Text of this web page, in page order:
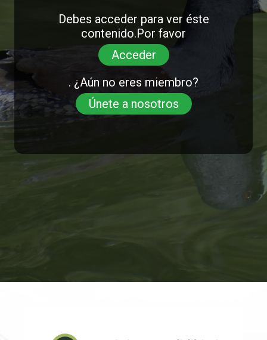
Debes acceder para ver éste
contenido.Por favor
Acceder
. ¿Aún no eres miembro?
Únete a nosotros